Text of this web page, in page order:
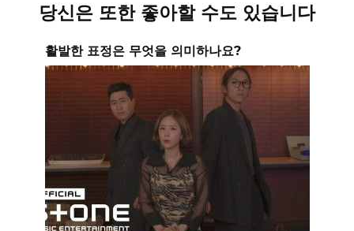
당신은 또한 좋아할 수도 있습니다
활발한 표정은 무엇을 의미하나요?